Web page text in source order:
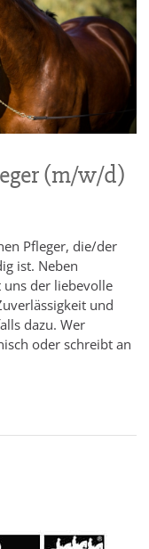
(m/w/d)
Pfleger, die/der
ist. Neben
der liebevolle
und
dazu. Wer
oder schreibt an